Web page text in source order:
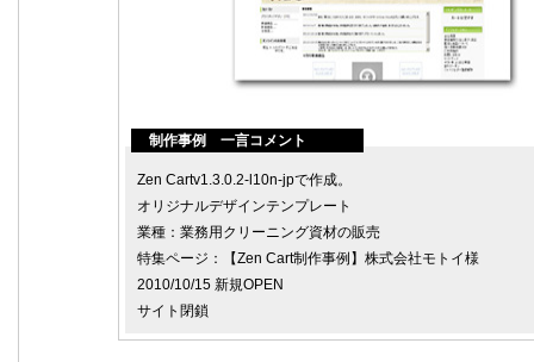
制作事例 一言コメント
Zen Cartv1.3.0.2-l10n-jpで作成。
オリジナルデザインテンプレート
業種：業務用クリーニング資材の販売
特集ページ：
【Zen Cart制作事例】株式会社モトイ様
2010/10/15 新規OPEN
サイト閉鎖